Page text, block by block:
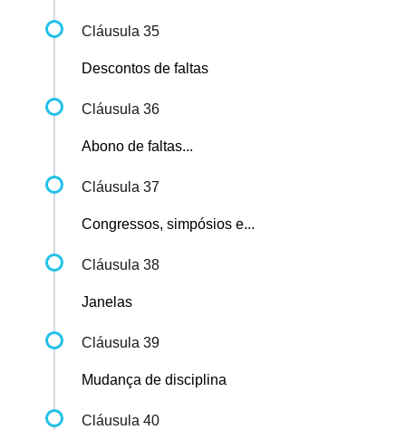
Cláusula 35
Descontos de faltas
Cláusula 36
Abono de faltas...
Cláusula 37
Congressos, simpósios e...
Cláusula 38
Janelas
Cláusula 39
Mudança de disciplina
Cláusula 40